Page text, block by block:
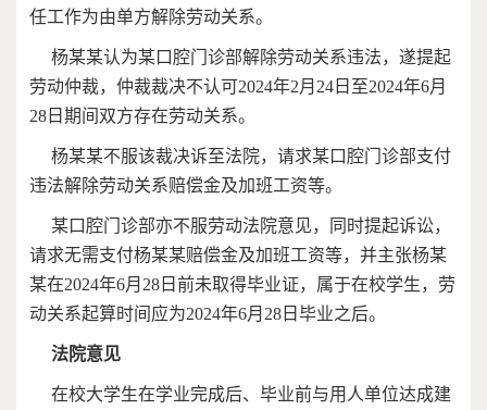
任工作为由单方解除劳动关系。
杨某某认为某口腔门诊部解除劳动关系违法，遂提起
劳动仲裁，仲裁裁决不认可2024年2月24日至2024年6月
28日期间双方存在劳动关系。
杨某某不服该裁决诉至法院，请求某口腔门诊部支付
违法解除劳动关系赔偿金及加班工资等。
某口腔门诊部亦不服劳动法院意见，同时提起诉讼，
请求无需支付杨某某赔偿金及加班工资等，并主张杨某
某在2024年6月28日前未取得毕业证，属于在校学生，劳
动关系起算时间应为2024年6月28日毕业之后。
法院意见
在校大学生在学业完成后、毕业前与用人单位达成建